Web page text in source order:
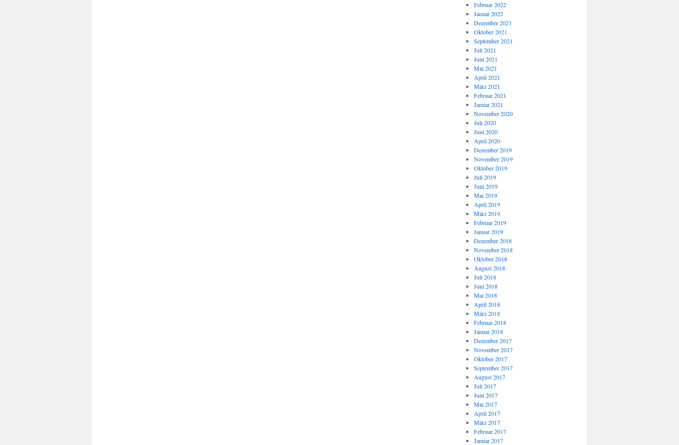
Februar 2022
Januar 2022
Dezember 2021
Oktober 2021
September 2021
Juli 2021
Juni 2021
Mai 2021
April 2021
März 2021
Februar 2021
Januar 2021
November 2020
Juli 2020
Juni 2020
April 2020
Dezember 2019
November 2019
Oktober 2019
Juli 2019
Juni 2019
Mai 2019
April 2019
März 2019
Februar 2019
Januar 2019
Dezember 2018
November 2018
Oktober 2018
August 2018
Juli 2018
Juni 2018
Mai 2018
April 2018
März 2018
Februar 2018
Januar 2018
Dezember 2017
November 2017
Oktober 2017
September 2017
August 2017
Juli 2017
Juni 2017
Mai 2017
April 2017
März 2017
Februar 2017
Januar 2017